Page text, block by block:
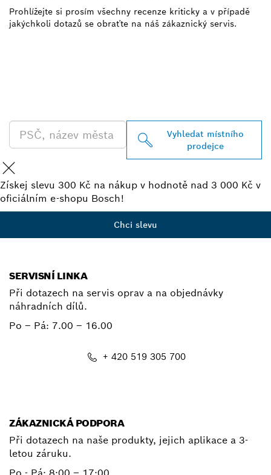
Prohlížejte si prosím všechny recenze kriticky a v případě
jakýchkoli dotazů se obraťte na náš zákaznický servis.
Vyhledat místního
prodejce
Získej slevu 300 Kč na nákup v hodnotě nad 3 000 Kč v
oficiálním e-shopu Bosch!
Chci slevu
SERVISNÍ LINKA
Při dotazech na servis oprav a na objednávky
náhradních dílů.
Po – Pá: 7.00 – 16.00
+ 420 519 305 700
ZÁKAZNICKÁ PODPORA
Při dotazech na naše produkty, jejich aplikace a 3-
letou záruku.